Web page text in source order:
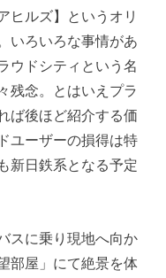
ヒルズ】というオリ
いろいろな事情があ
ウドシティという名
残念。とはいえプラ
ば後ほど紹介する価
ユーザーの損得は特
新日鉄系となる予定
スに乗り現地へ向か
部屋」にて絶景を体